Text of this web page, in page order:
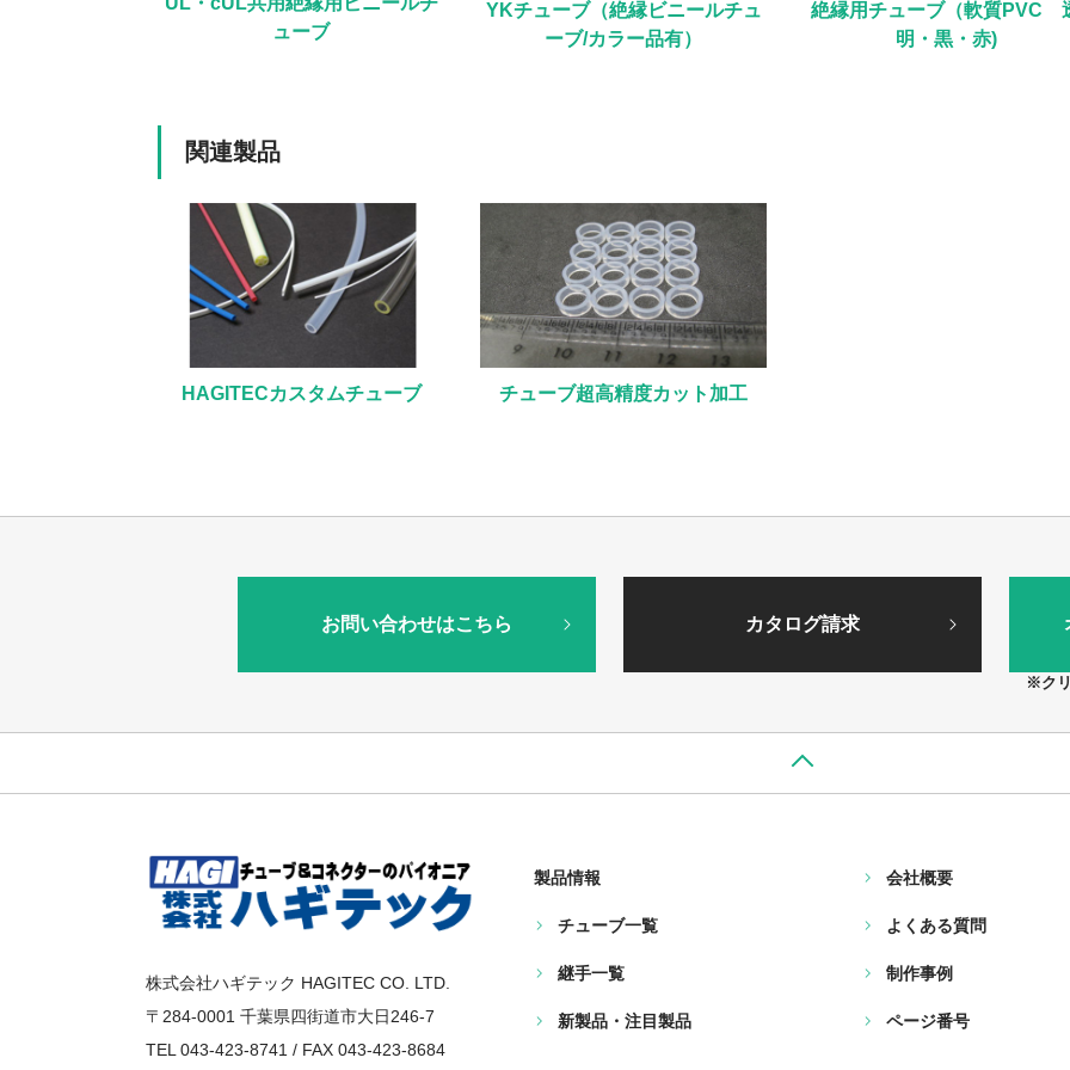
ューブ
YKチューブ（絶縁ビニールチュ
ーブ/カラー品有）
絶縁用チューブ（軟質PVC
明・黒・赤)
関連製品
HAGITECカスタムチューブ チューブ超高精度カット加工
お問い合わせはこちら カタログ請求
※ク
株式会社ハギテック HAGITEC CO. LTD.
〒284-0001 千葉県四街道市大日246-7
TEL 043-423-8741 / FAX 043-423-8684
製品情報
チューブ一覧
継手一覧
新製品・注目製品
会社概要
よくある質問
制作事例
ページ番号